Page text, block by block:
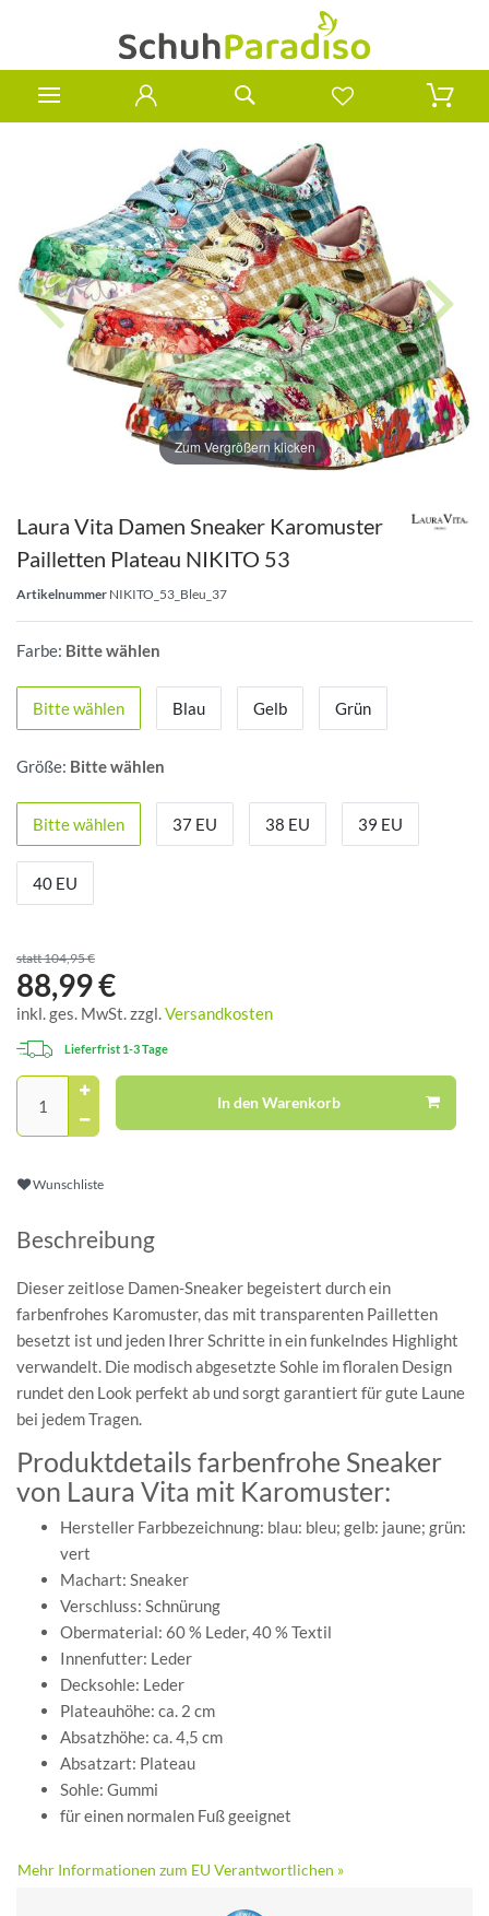
Zum Vergrößern klicken
Laura Vita Damen Sneaker Karomuster
Pailletten Plateau NIKITO 53
Artikelnummer NIKITO_53_Bleu_37
Farbe: Bitte wählen
Bitte wählen Blau Gelb Grün
Größe: Bitte wählen
Bitte wählen 37 EU 38 EU 39 EU
40 EU
statt 104,95 €
88,99 €
inkl. ges. MwSt. zzgl.Versandkosten
Lieferfrist 1-3 Tage
In den Warenkorb
Wunschliste
Beschreibung
Dieser zeitlose Damen-Sneaker begeistert durch ein
farbenfrohes Karomuster, das mit transparenten Pailletten
besetzt ist und jeden Ihrer Schritte in ein funkelndes Highlight
verwandelt. Die modisch abgesetzte Sohle im floralen Design
rundet den Look perfekt ab und sorgt garantiert für gute Laune
bei jedem Tragen.
Produktdetails farbenfrohe Sneaker
von Laura Vita mit Karomuster:
Hersteller Farbbezeichnung: blau: bleu; gelb: jaune; grün:
vert
Machart: Sneaker
Verschluss: Schnürung
Obermaterial: 60 % Leder, 40 % Textil
Innenfutter: Leder
Decksohle: Leder
Plateauhöhe: ca. 2 cm
Absatzhöhe: ca. 4,5 cm
Absatzart: Plateau
Sohle: Gummi
für einen normalen Fuß geeignet
Mehr Informationen zum EU Verantwortlichen »